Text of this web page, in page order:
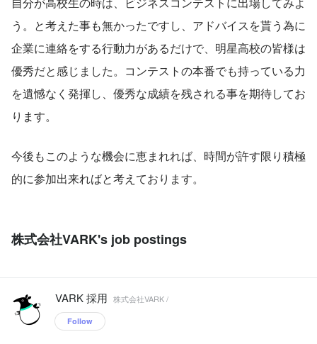
う。と考えた事も無かったですし、アドバイスを貰う為に
企業に連絡をする行動力があるだけで、明星高校の皆様は
優秀だと感じました。コンテストの本番でも持っている力
を遺憾なく発揮し、優秀な成績を残される事を期待してお
ります。
今後もこのような機会に恵まれれば、時間が許す限り積極
的に参加出来ればと考えております。
株式会社VARK's job postings
VARK 採用 株式会社VARK /
Follow